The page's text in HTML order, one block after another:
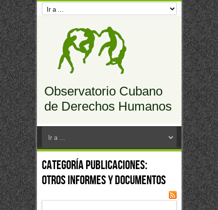
Observatorio Cubano
de Derechos Humanos
Categoría Publicaciones:
Otros Informes y Documentos